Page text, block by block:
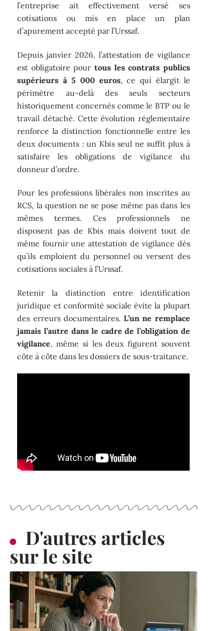
l’entreprise ait effectivement versé ses
cotisations ou mis en place un plan
d’apurement accepté par l’Urssaf.
Depuis janvier 2026, l’attestation de vigilance
est obligatoire pour tous les contrats publics
supérieurs à 5 000 euros, ce qui élargit le
périmètre au-delà des seuls secteurs
historiquement concernés comme le BTP ou le
travail détaché. Cette évolution réglementaire
renforce la distinction fonctionnelle entre les
deux documents : un Kbis seul ne suffit plus à
satisfaire les obligations de vigilance du
donneur d’ordre.
Pour les professions libérales non inscrites au
RCS, la question ne se pose même pas dans les
mêmes termes. Ces professionnels ne
disposent pas de Kbis mais doivent tout de
même fournir une attestation de vigilance dès
qu’ils emploient du personnel ou versent des
cotisations sociales à l’Urssaf.
Retenir la distinction entre identification
juridique et conformité sociale évite la plupart
des erreurs documentaires.L’un ne remplace
jamais l’autre dans le cadre de l’obligation de
vigilance, même si les deux figurent souvent
côte à côte dans les dossiers de sous-traitance.
D'autres articles
sur le site